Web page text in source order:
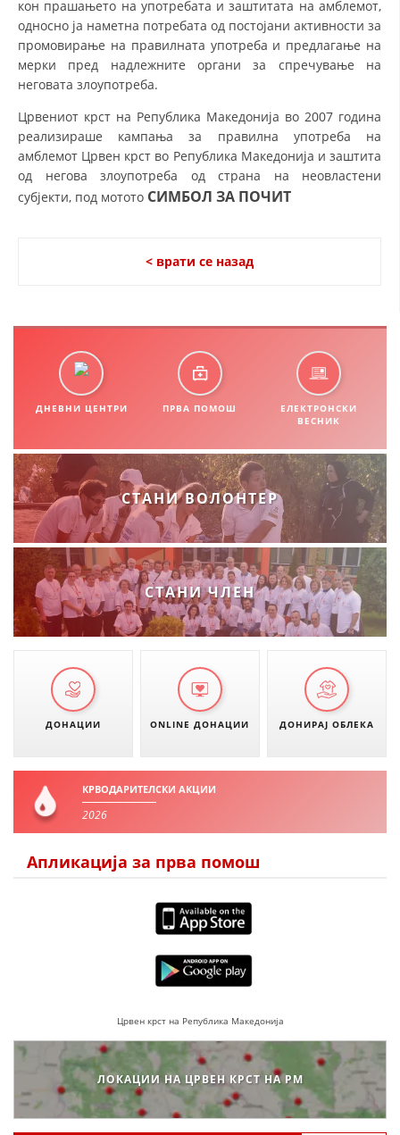
кон прашањето на употребата и заштитата на амблемот,
односно ја наметна потребата од постојани активности за
промовирање на правилната употреба и предлагање на
мерки пред надлежните органи за спречување на
неговата злоупотреба.
Црвениот крст на Република Македонија во 2007 година
реализираше кампања за правилна употреба на
амблемот Црвен крст во Република Македонија и заштита
од негова злоупотреба од страна на неовластени
субјекти, под мотото СИМБОЛ ЗА ПОЧИТ
< врати се назад
ДНЕВНИ ЦЕНТРИ ПРВА ПОМОШ
ЕЛЕКТРОНСКИ
ВЕСНИК
СТАНИ ВОЛОНТЕР
СТАНИ ЧЛЕН
ДОНАЦИИ ONLINE ДОНАЦИИ ДОНИРАЈ ОБЛЕКА
КРВОДАРИТЕЛСКИ АКЦИИ
2026
Апликација за прва помош
Црвен крст на Република Македонија
ЛОКАЦИИ НА ЦРВЕН КРСТ НА РМ